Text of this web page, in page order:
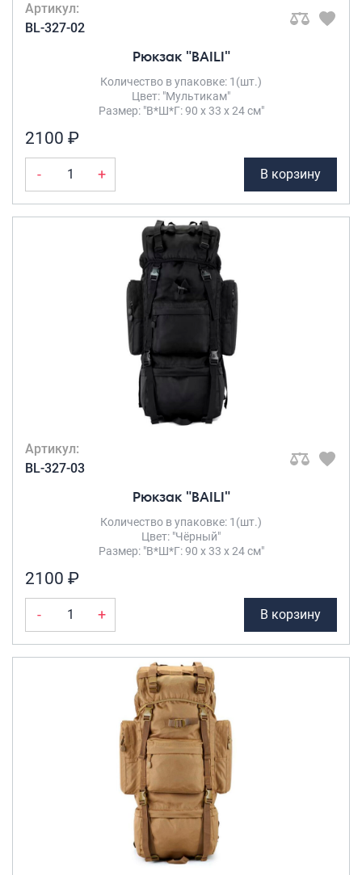
Артикул:
BL-327-02
Рюкзак "BAILI"
Количество в упаковке: 1(шт.)
Цвет: "Мультикам"
Размер: "В*Ш*Г: 90 х 33 х 24 см"
2100 ₽
- + В корзину
Артикул:
BL-327-03
Рюкзак "BAILI"
Количество в упаковке: 1(шт.)
Цвет: "Чёрный"
Размер: "В*Ш*Г: 90 х 33 х 24 см"
2100 ₽
- + В корзину